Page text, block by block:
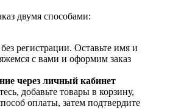
двумя способами:
регистрации. Оставьте имя и
с вами и оформим заказ
через личный кабинет
добавьте товары в корзину,
оплаты, затем подтвердите